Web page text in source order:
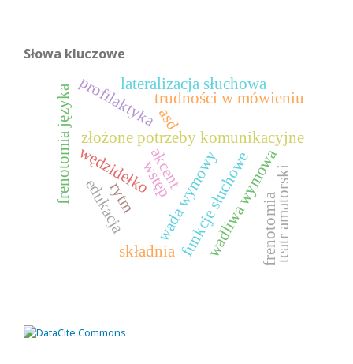
Słowa kluczowe
wstęp
złożone potrzeby komunikacyjne
edukacja
asd
funkcje słuchowe
trudności w mówieniu
frenotomia języka wada wymowywadliwa wymowa
profilaktyka
wędzidełko
frenotomiateatr amatorski
akcent
lateralizacja słuchowa
rytm
składnia